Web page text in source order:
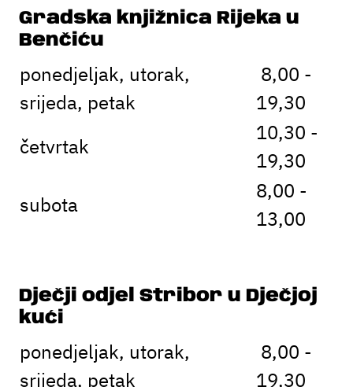
Gradska knjižnica Rijeka u
Benčiću
ponedjeljak, utorak,
srijeda, petak
8,00 -
19,30
četvrtak
10,30 -
19,30
subota
8,00 -
13,00
Dječji odjel Stribor u Dječjoj
kući
ponedjeljak, utorak,
srijeda, petak
8,00 -
19,30